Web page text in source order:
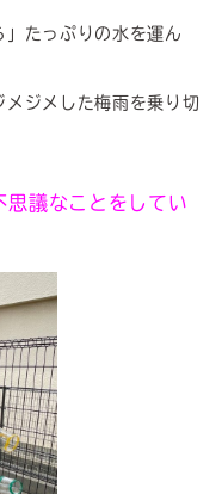
たっぷりの水を運ん
ジメした梅雨を乗り切
議なことをしてい